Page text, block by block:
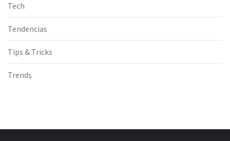
Tech
Tendencias
Tips & Tricks
Trends